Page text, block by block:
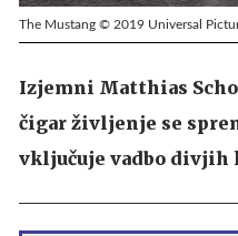
The Mustang © 2019 Universal
Izjemni Matthias
čigar življenje se
vključuje vadbo divjih